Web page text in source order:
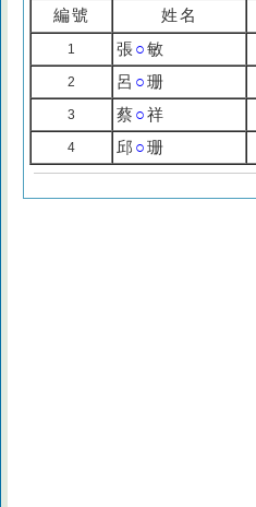
編號 姓名
1 張○敏
2 呂 ○珊
3 蔡○祥
4 邱 ○珊